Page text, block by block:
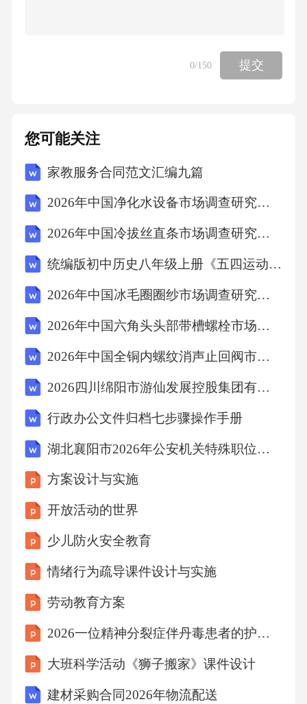
紧致度，减少细纹和皱纹。适用于敏感和受损
肌肤，有助于缓解皮肤红肿、不适和过敏现
多余角质，避免毛孔堵塞和粉刺生成。每周去
角质1次，着重在T区等角质较厚部位，以保持
毛孔通畅。每两周去角质1次，避免过度去角质
去角质，以免刺激皮肤引发过敏。05护理行为
禁忌说明过度清洁危害控制破坏皮肤屏障过度
清洁会破坏皮肤表面的天然保护层，导致皮肤
变得干燥、敏感。菌群失调过度清洁会破坏皮
激皮肤过度清洁容易刺激皮肤，引发红肿、瘙
痒等不适症状。增加感染风险过度清洁会破坏
皮肤的自然防御机制，增加感染的风险。某些
成分可能不适合某些肤质，使用后会引发不良
反应。肤质适应性对新成分或配方进行安全性
评估，避免潜在危害。安全性评估01020304不
同成分之间可能产生化学反应，导致皮肤不适
或过敏。成分不兼容遵循科学的成分搭配原
配原则成分冲突预警机制仪器使用安全规范仪
器选择消毒与清洁操作规范注意事项根据皮肤
类型和护理需求选择合适的仪器，避免不必要
的损伤。按照仪器说明进行正确操作，避免因
操作不当导致的皮肤损伤。使用前后对仪器进
行消毒和清洁，防止交叉感染和细菌滋生。注
0/150 提交
您可能关注
家教服务合同范文汇编九篇
2026年中国净化水设备市场调查研究报告
2026年中国冷拔丝直条市场调查研究报告
统编版初中历史八年级上册《五四运动》教案 954327
2026年中国冰毛圈圈纱市场调查研究报告
2026年中国六角头头部带槽螺栓市场调查研究报告
2026年中国全铜内螺纹消声止回阀市场调查研究报告
2026四川绵阳市游仙发展控股集团有限责任公司（城东公司）直接考核招聘中层管理人员综合笔试历年参考题库附带答案详解
行政办公文件归档七步骤操作手册
湖北襄阳市2026年公安机关特殊职位公务员考试(网络安全技术职位)试题及答案解析：网络安全法律法规
方案设计与实施
开放活动的世界
少儿防火安全教育
情绪行为疏导课件设计与实施
劳动教育方案
2026一位精神分裂症伴丹毒患者的护理查房解读
大班科学活动《狮子搬家》课件设计
建材采购合同2026年物流配送